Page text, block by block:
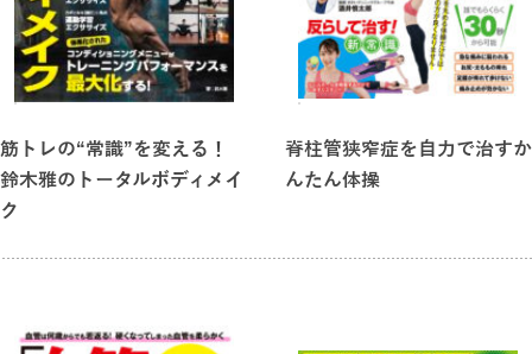
【落合南長崎駅〜椎名町駅】【九段下駅〜御茶ノ水駅】【日暮
里駅〜根津駅】【六本木一丁目駅〜芝公園駅】
【柴又駅〜金町駅】【浅草駅〜押上駅】【門前仲町駅〜清澄白
河駅】【銀座駅〜新日本橋駅】
【上野駅〜御徒町駅】【新宿御苑前駅〜新宿駅】【御茶ノ水
駅〜湯島駅】【護国寺駅〜早稲田駅】
【等々力駅〜上野毛駅】【麻布十番駅〜表参道駅】【代々木上
【世田谷代田駅〜若林駅】【早稲田駅〜市ヶ谷駅】【亀戸駅〜
筋トレの“常識”を変える！
鈴木雅のトータルボディメイ
ク
脊柱管狭窄症を自力で治すか
んたん体操